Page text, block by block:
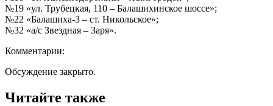
№19 «ул. Трубецкая, 110 – Балашихинское шоссе»;
№22 «Балашиха-3 – ст. Никольское»;
№32 «а/с Звездная – Заря».
Комментарии:
Обсуждение закрыто.
Читайте также